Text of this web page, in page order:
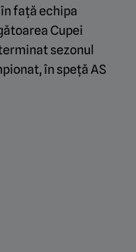
față echipa
Cupei
sezonul
în speță AS